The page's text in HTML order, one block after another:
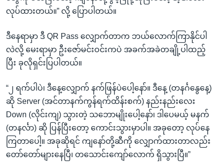
လုပ်ထားတယ်။” လို့ ပြောပါတယ်။
ဒီနေရာမှာ ဒီ QR Pass လျှောက်တာက ဘယ်လောက်ကြာနိုင်ပါ
လဲလို့ မေးရာမှာ ဦးဇော်မင်းဝင်းကပဲ အခက်အခဲတချို့ပါထည့်
ပြီး ခုလိုရှင်းပြပါတယ်။
“၂ ရက်ပါပဲ၊ ဒီနေ့လျှောက် နက်ဖြန်ပဲပေါ့နော်။ ဒီနေ့ (တနင်္ဂနွေနေ့)
ဆို Server (အင်တာနက်ကွန်ရက်ထိန်းစက်) နည်းနည်းလေး
Down (လိုင်းကျ) သွားတဲ့ သဘောမျိုးပေါ့နော်၊ ဒါပေမယ့် မနက်
(တနင်္လာ) ဆို ပြန်ပြီးတော့ ကောင်းသွားမှာပါ။ အခုတော့ လုပ်နေ
ကြတာပေါ့။ အခုဆိုရင် ကျနော်တို့ဆီကို လျှောက်ထားတာလည်း
တော်တော်များနေပြီ၊ တသောင်းကျော်လောက် ရှိသွားပြီ။”